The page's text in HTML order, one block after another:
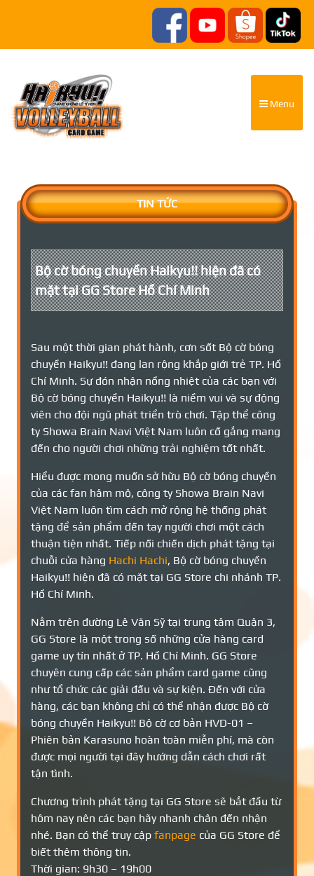
Menu
TIN TỨC
Bộ cờ bóng chuyền Haikyu!! hiện đã có
mặt tại GG Store Hồ Chí Minh
Sau một thời gian phát hành, cơn sốt Bộ cờ bóng
chuyền Haikyu!! đang lan rộng khắp giới trẻ TP. Hồ
Chí Minh. Sự đón nhận nồng nhiệt của các bạn với
Bộ cờ bóng chuyền Haikyu!! là niềm vui và sự động
viên cho đội ngũ phát triển trò chơi. Tập thể công
ty Showa Brain Navi Việt Nam luôn cố gắng mang
đến cho người chơi những trải nghiệm tốt nhất.
Hiểu được mong muốn sở hữu Bộ cờ bóng chuyền
của các fan hâm mộ, công ty Showa Brain Navi
Việt Nam luôn tìm cách mở rộng hệ thống phát
tặng để sản phẩm đến tay người chơi một cách
thuận tiện nhất. Tiếp nối chiến dịch phát tặng tại
chuỗi cửa hàng Hachi Hachi, Bộ cờ bóng chuyền
Haikyu!! hiện đã có mặt tại GG Store chi nhánh TP.
Hồ Chí Minh.
Nằm trên đường Lê Văn Sỹ tại trung tâm Quận 3,
GG Store là một trong số những cửa hàng card
game uy tín nhất ở TP. Hồ Chí Minh. GG Store
chuyên cung cấp các sản phẩm card game cũng
như tổ chức các giải đấu và sự kiện. Đến với cửa
hàng, các bạn không chỉ có thể nhận được Bộ cờ
bóng chuyền Haikyu!! Bộ cờ cơ bản HVD-01 –
Phiên bản Karasuno hoàn toàn miễn phí, mà còn
được mọi người tại đây hướng dẫn cách chơi rất
tận tình.
Chương trình phát tặng tại GG Store sẽ bắt đầu từ
hôm nay nên các bạn hãy nhanh chân đến nhận
nhé. Bạn có thể truy cập fanpage của GG Store để
biết thêm thông tin.
Thời gian: 9h30 – 19h00